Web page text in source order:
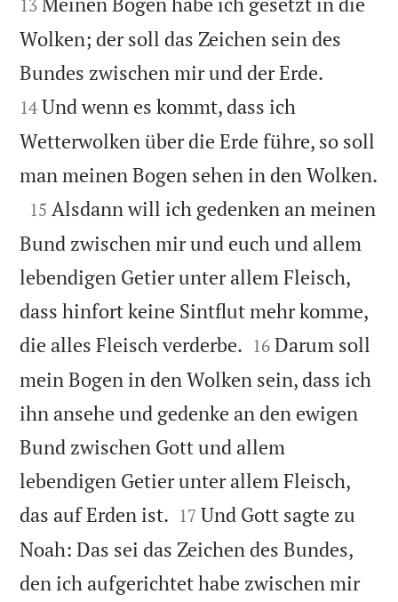
13
Wolken; der soll das Zeichen sein des
Bundes zwischen mir und der Erde.
14 Und wenn es kommt, dass ich
Wetterwolken über die Erde führe, so soll
man meinen Bogen sehen in den Wolken.

15 Alsdann will ich gedenken an meinen
Bund zwischen mir und euch und allem
lebendigen Getier unter allem Fleisch,
dass hinfort keine Sintflut mehr komme,
die alles Fleisch verderbe. 

16 Darum soll
mein Bogen in den Wolken sein, dass ich
ihn ansehe und gedenke an den ewigen
Bund zwischen Gott und allem
lebendigen Getier unter allem Fleisch,
das auf Erden ist. 

17 Und Gott sagte zu
Noah: Das sei das Zeichen des Bundes,
den ich aufgerichtet habe zwischen mir